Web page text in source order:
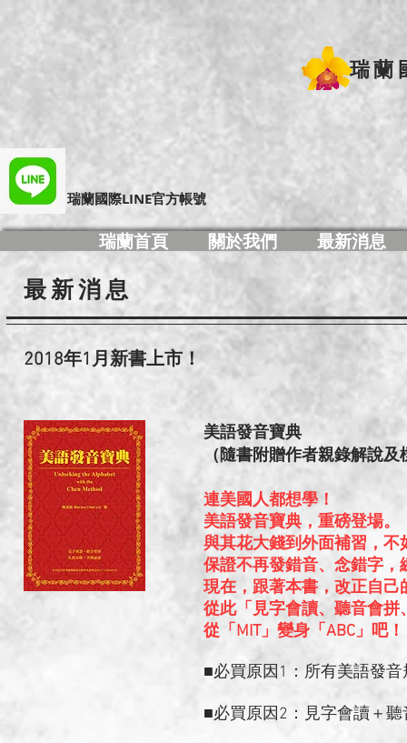
瑞蘭
​瑞蘭國際LINE官方帳號
瑞蘭首頁 關於我們 最新消息
最新消息
2018年1月新書上市！
美語發音寶典
（隨書附贈作者親錄解說
連美國人都想學！
美語發音寶典，重磅登場。
與其花大錢到外面補習，不
保證不再發錯音、念錯字
現在，跟著本書，改正自己
從此「見字會讀、聽音會
從「MIT」變身「ABC」吧！
■必買原因1：所有美語發
■必買原因2：見字會讀＋